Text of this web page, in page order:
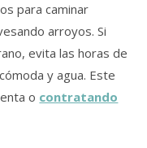
para caminar
arroyos. Si
evita las horas de
y agua. Este
o contratando